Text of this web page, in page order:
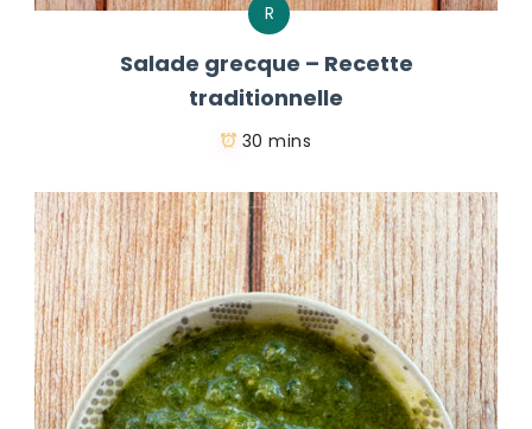
R
Salade grecque – Recette
traditionnelle
30 mins